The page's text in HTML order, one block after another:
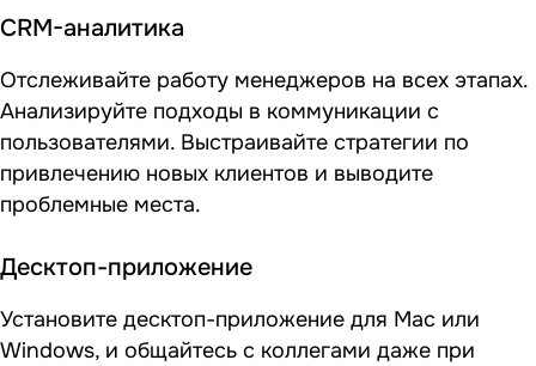
CRM-аналитика
Отслеживайте работу менеджеров на всех этапах.
Анализируйте подходы в коммуникации с
пользователями. Выстраивайте стратегии по
привлечению новых клиентов и выводите
проблемные места.
Десктоп-приложение
Установите десктоп-приложение для Mac или
Windows, и общайтесь с коллегами даже при